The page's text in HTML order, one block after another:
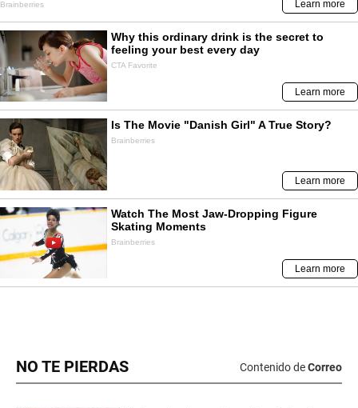
NO TE PIERDAS Contenido deCorreo